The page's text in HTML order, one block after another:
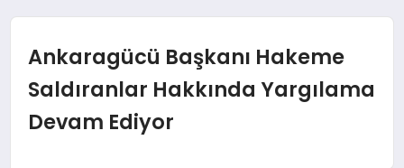
SPOR
Ankaragücü Başkanı Hakeme
Saldıranlar Hakkında Yargılama
Devam Ediyor